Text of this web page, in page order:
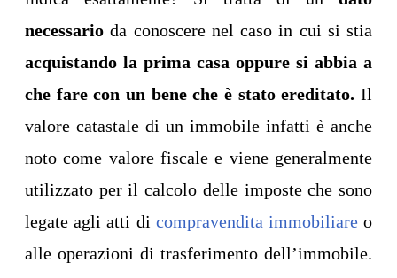
necessarioda conoscere nel caso in cui si stia
acquistando la prima casa oppure si abbia a
che fare con un bene che è stato ereditato. Il
valore catastale di un immobile infatti è anche
noto come valore fiscale e viene generalmente
utilizzato per il calcolo delle imposte che sono
legate agli atti di compravendita immobiliareo
alle operazioni di trasferimento dell’immobile.